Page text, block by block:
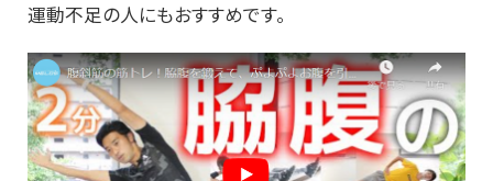
運動不足の人にもおすすめです。